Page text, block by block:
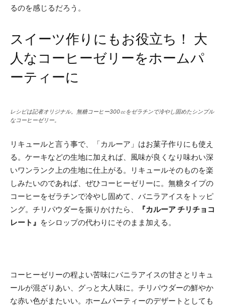
るのを感じるだろう。
スイーツ作りにもお役立ち！ 大
人なコーヒーゼリーをホームパ
ーティーに
レシピは記者オリジナル。無糖コーヒー300㏄をゼラチンで冷やし固めたシンプル
なコーヒーゼリー。
リキュールと言う事で、「カルーア」はお菓子作りにも使え
る。ケーキなどの生地に加えれば、風味が良くなり味わい深
いワンランク上の生地に仕上がる。リキュールそのものを楽
しみたいのであれば、ぜひコーヒーゼリーに。無糖タイプの
コーヒーをゼラチンで冷やし固めて、バニラアイスをトッピ
ング。チリパウダーを振りかけたら、
『カルーア チリチョコ
レート』 をシロップの代わりにそのまま加える。
コーヒーゼリーの程よい苦味にバニラアイスの甘さとリキュ
ールが混ざりあい、グっと大人味に。チリパウダーの鮮やか
な赤い色がまたいい。ホームパーティーのデザートとしても